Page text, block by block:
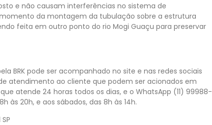
e não causam interferências no sistema de
da montagem da tubulação sobre a estrutura
feita em outro ponto do rio Mogi Guaçu para preservar
BRK pode ser acompanhado no site e nas redes sociais
atendimento ao cliente que podem ser acionados em
atende 24 horas todos os dias, e o WhatsApp (11) 99988-
às 20h, e aos sábados, das 8h às 14h.